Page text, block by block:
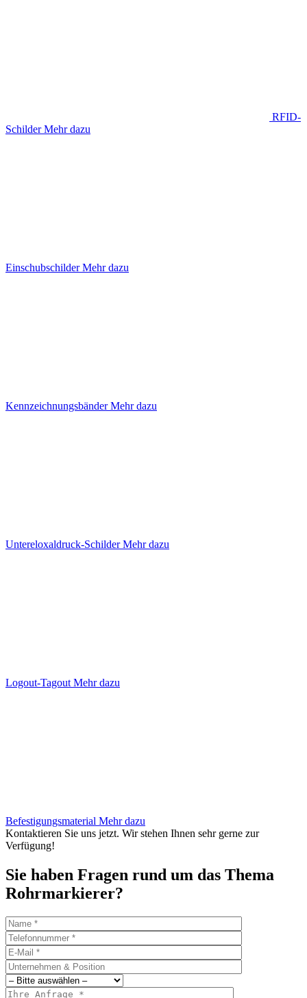
RFID-
SchilderMehr dazu
EinschubschilderMehr dazu
KennzeichnungsbänderMehr dazu
Untereloxaldruck-SchilderMehr dazu
Logout-Tagout Mehr dazu
Befestigungsmaterial Mehr dazu
Kontaktieren Sie uns jetzt. Wir stehen Ihnen sehr gerne zur
Verfügung!
Sie haben Fragen rund um das Thema
Rohrmarkierer?